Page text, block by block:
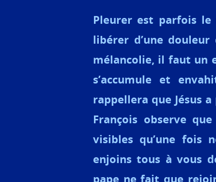
Pleurer est parfois
libérer d’une
mélancolie, il faut un
s’accumule et
rappellera que Jésus
François observe
visibles qu’une fois
enjoins tous à vous
pape ne fait que